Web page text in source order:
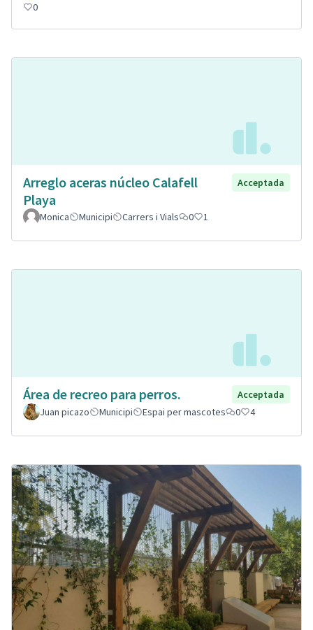
0
Arreglo aceras núcleo Calafell
Playa
Acceptada
Monica Municipi Carrers i Vials 0 1
Área de recreo para perros.
Acceptada
Juan picazo
Municipi Espai per mascotes 0 4